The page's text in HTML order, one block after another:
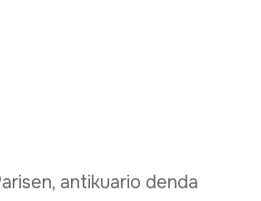
antikuario denda